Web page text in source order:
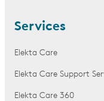
Services
Elekta Care
Elekta Care Support
Elekta Care 360